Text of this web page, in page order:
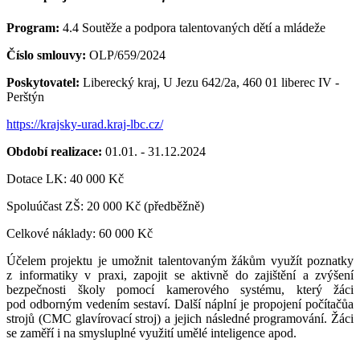
Program: 4.4 Soutěže a podpora talentovaných dětí a mládeže
Číslo smlouvy: OLP/659/2024
Poskytovatel: Liberecký kraj, U Jezu 642/2a, 460 01 liberec IV -
Perštýn
https://krajsky-urad.kraj-lbc.cz/
Období realizace: 01.01. - 31.12.2024
Dotace LK: 40 000 Kč
Spoluúčast ZŠ: 20 000 Kč (předběžně)
Celkové náklady: 60 000 Kč
Účelem projektu je umožnit talentovaným žákům využít poznatky
z informatiky v praxi, zapojit se aktivně do zajištění a zvýšení
bezpečnosti školy pomocí kamerového systému, který žáci
pod odborným vedením sestaví. Další náplní je propojení počítačůa
strojů (CMC glavírovací stroj) a jejich následné programování. Žáci
se zaměří i na smysluplné využití umělé inteligence apod.